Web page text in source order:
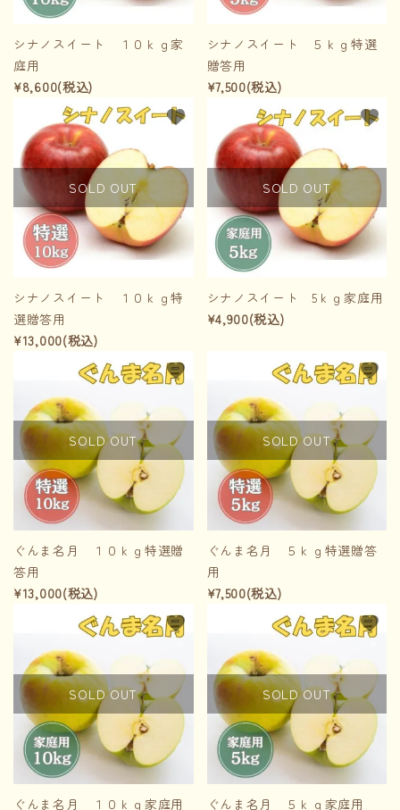
シナノスイート １０ｋｇ家
庭用
¥8,600(税込)
シナノスイート ５ｋｇ特選
贈答用
¥7,500(税込)
SOLD OUT
シナノスイート １０ｋｇ特
選贈答用
¥13,000(税込)
favorite
SOLD OUT
シナノスイート 5ｋｇ家庭用
¥4,900(税込)
favorite
SOLD OUT
ぐんま名月 １０ｋｇ特選贈
答用
¥13,000(税込)
favorite
SOLD OUT
ぐんま名月 ５ｋｇ特選贈答
用
¥7,500(税込)
favorite
SOLD OUT
ぐんま名月 １０ｋｇ家庭用
favorite
SOLD OUT
ぐんま名月 ５ｋｇ家庭用
favorite